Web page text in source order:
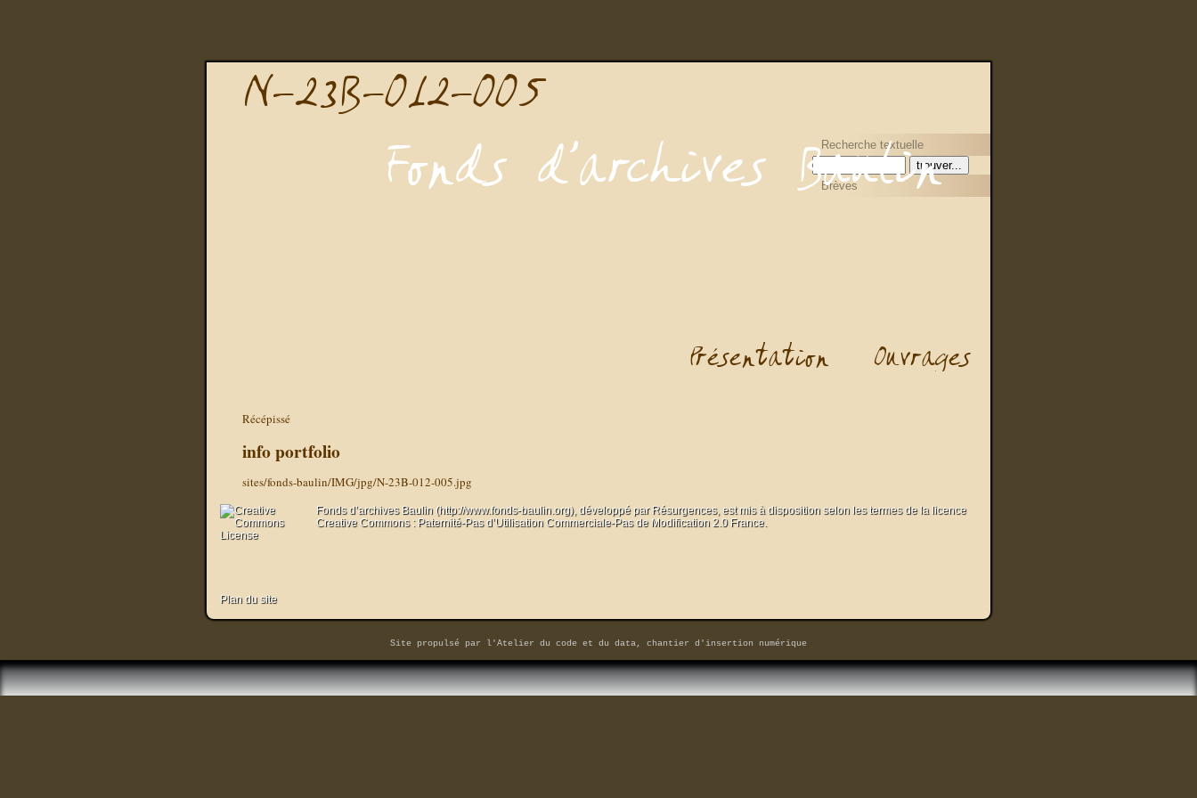
Recherche textuelle
Brèves
Récépissé
info portfolio
sites/fonds-baulin/IMG/jpg/N-23B-012-005.jpg
Fonds d’archives Baulin (http://www.fonds-baulin.org), développé par Résurgences, est mis à disposition selon les termes de la licence
Creative Commons : Paternité-Pas d’Utilisation Commerciale-Pas de Modification 2.0 France.
Plan du site
Site propulsé par l'Atelier du code et du data, chantier d'insertion numérique